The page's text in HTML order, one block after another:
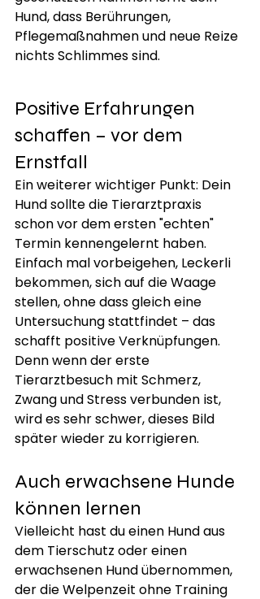
Hund, dass Berührungen,
Pflegemaßnahmen und neue Reize
nichts Schlimmes sind.
Positive Erfahrungen
schaffen – vor dem
Ernstfall
Ein weiterer wichtiger Punkt: Dein
Hund sollte die Tierarztpraxis
schon vor dem ersten "echten"
Termin kennengelernt haben.
Einfach mal vorbeigehen, Leckerli
bekommen, sich auf die Waage
stellen, ohne dass gleich eine
Untersuchung stattfindet – das
schafft positive Verknüpfungen.
Denn wenn der erste
Tierarztbesuch mit Schmerz,
Zwang und Stress verbunden ist,
wird es sehr schwer, dieses Bild
später wieder zu korrigieren.
Auch erwachsene Hunde
können lernen
Vielleicht hast du einen Hund aus
dem Tierschutz oder einen
erwachsenen Hund übernommen,
der die Welpenzeit ohne Training